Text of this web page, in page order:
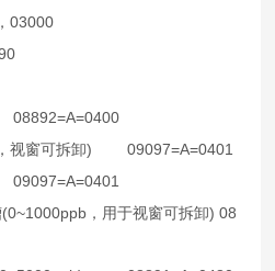
，03000
08892=A=0400
，视窗可拆卸)
09097=A=0401
09097=A=0401
(0~1000ppb ，用于视窗可拆卸) 08